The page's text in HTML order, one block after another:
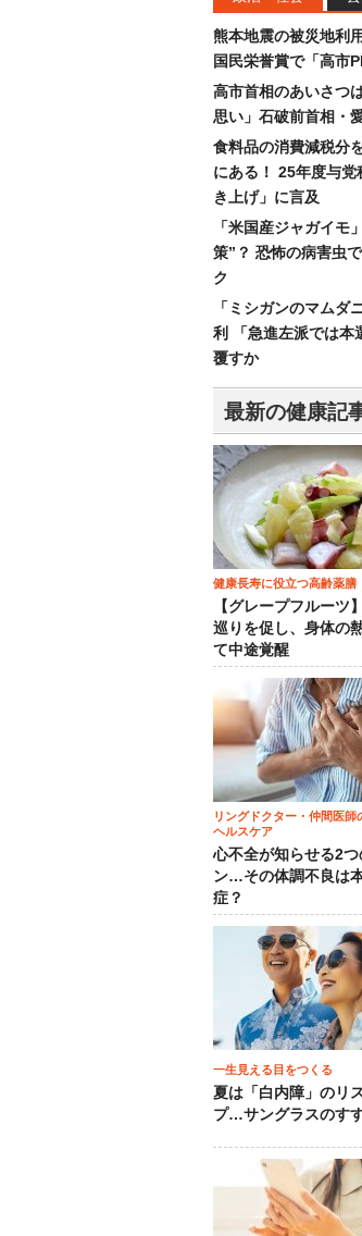
熊本地震の被災地利
国民栄誉賞で「高市
高市首相のあいさつ
思い」石破前首相・
食料品の消費減税分
にある！ 25年度与党
き上げ」に言及
「米国産ジャガイモ
策”？ 恐怖の病害虫
ク
「ミシガンのマムダ
利 「急進左派では本
覆すか
最新の健康記
健康長寿に役立つ高齢薬膳
【グレープフルーツ
巡りを促し、身体の
て中途覚醒
リングドクター・仲間医師
ヘルスケア
心不全が知らせる2つ
ン…その体調不良は
症？
一生見える目をつくる
夏は「白内障」のリ
プ…サングラスのす